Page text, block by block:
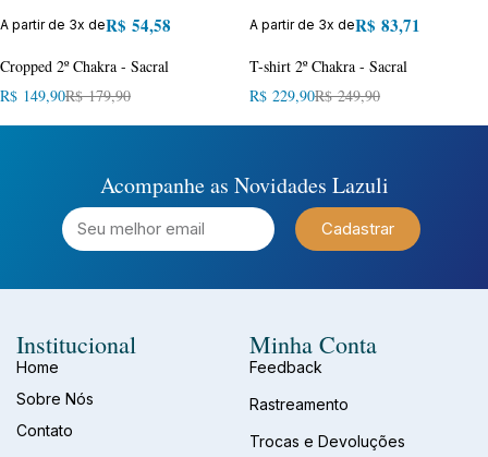
A partir de 3x deR$ 54,58
Cropped 2º Chakra - Sacral
R$179,90
R$ 149,90
A partir de 3x deR$ 83,71
T-shirt 2º Chakra - Sacral
R$249,90
R$ 229,90
Acompanhe as Novidades Lazuli
Cadastrar
Institucional
Home
Sobre Nós
Contato
Minha Conta
Feedback
Rastreamento
Trocas e Devoluções